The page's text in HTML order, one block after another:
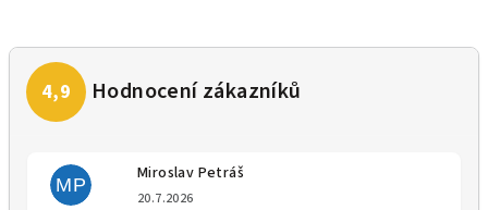
MP
Miroslav Petráš
20.7.2026